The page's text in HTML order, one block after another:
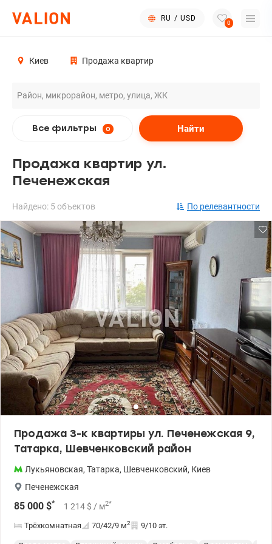
RU / USD
0
Киев Продажа квартир
Все фильтры 0 Найти
Продажа квартир ул.
Печенежская
Найдено: 5 объектов По релевантности
Продажа 3-к квартиры ул. Печенежская 9,
Татарка, Шевченковский район
Лукьяновская, Татарка, Шевченковский, Киев
Печенежская
85 000 $* 1 214 $ / м2*
Трёхкомнатная 70/42/9 м2 9/10 эт.